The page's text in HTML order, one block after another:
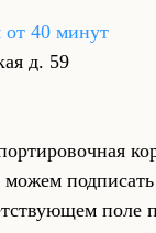
от 40 минут
д. 59
поле